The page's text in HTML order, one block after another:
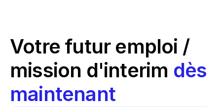
Votre futur emploi /
mission d'interim dès
maintenant